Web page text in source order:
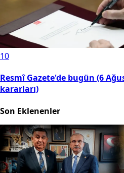
10
Resmî Gazete'de bugün (6
kararları)
Son Eklenenler